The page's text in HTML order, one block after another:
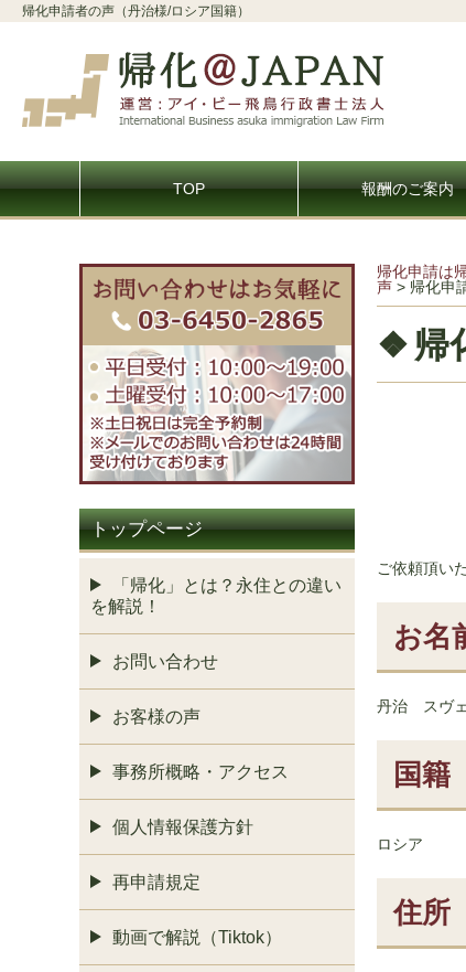
帰化申請者の声（丹治様/ロシア国籍）
TOP 報酬のご案内
帰化申請は
声 > 帰化申
帰
ご依頼頂い
お名
丹治 スヴ
国籍
ロシア
住所
トップページ
「帰化」とは？永住との違い
を解説！
お問い合わせ
お客様の声
事務所概略・アクセス
個人情報保護方針
再申請規定
動画で解説（Tiktok）